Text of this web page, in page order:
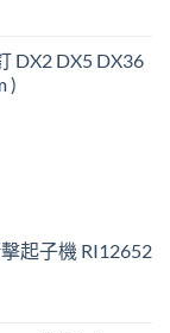
DX2 DX5 DX36
)
起子機 RI12652